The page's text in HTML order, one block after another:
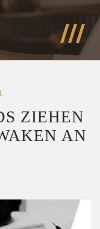
ZIEHEN
AN